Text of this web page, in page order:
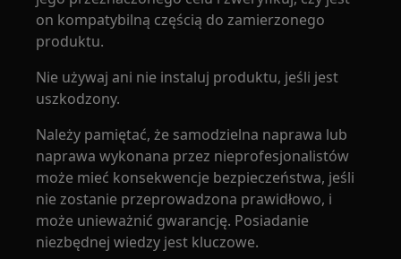
on kompatybilną częścią do zamierzonego
produktu.
Nie używaj ani nie instaluj produktu, jeśli jest
uszkodzony.
Należy pamiętać, że samodzielna naprawa lub
naprawa wykonana przez nieprofesjonalistów
może mieć konsekwencje bezpieczeństwa, jeśli
nie zostanie przeprowadzona prawidłowo, i
może unieważnić gwarancję. Posiadanie
niezbędnej wiedzy jest kluczowe.